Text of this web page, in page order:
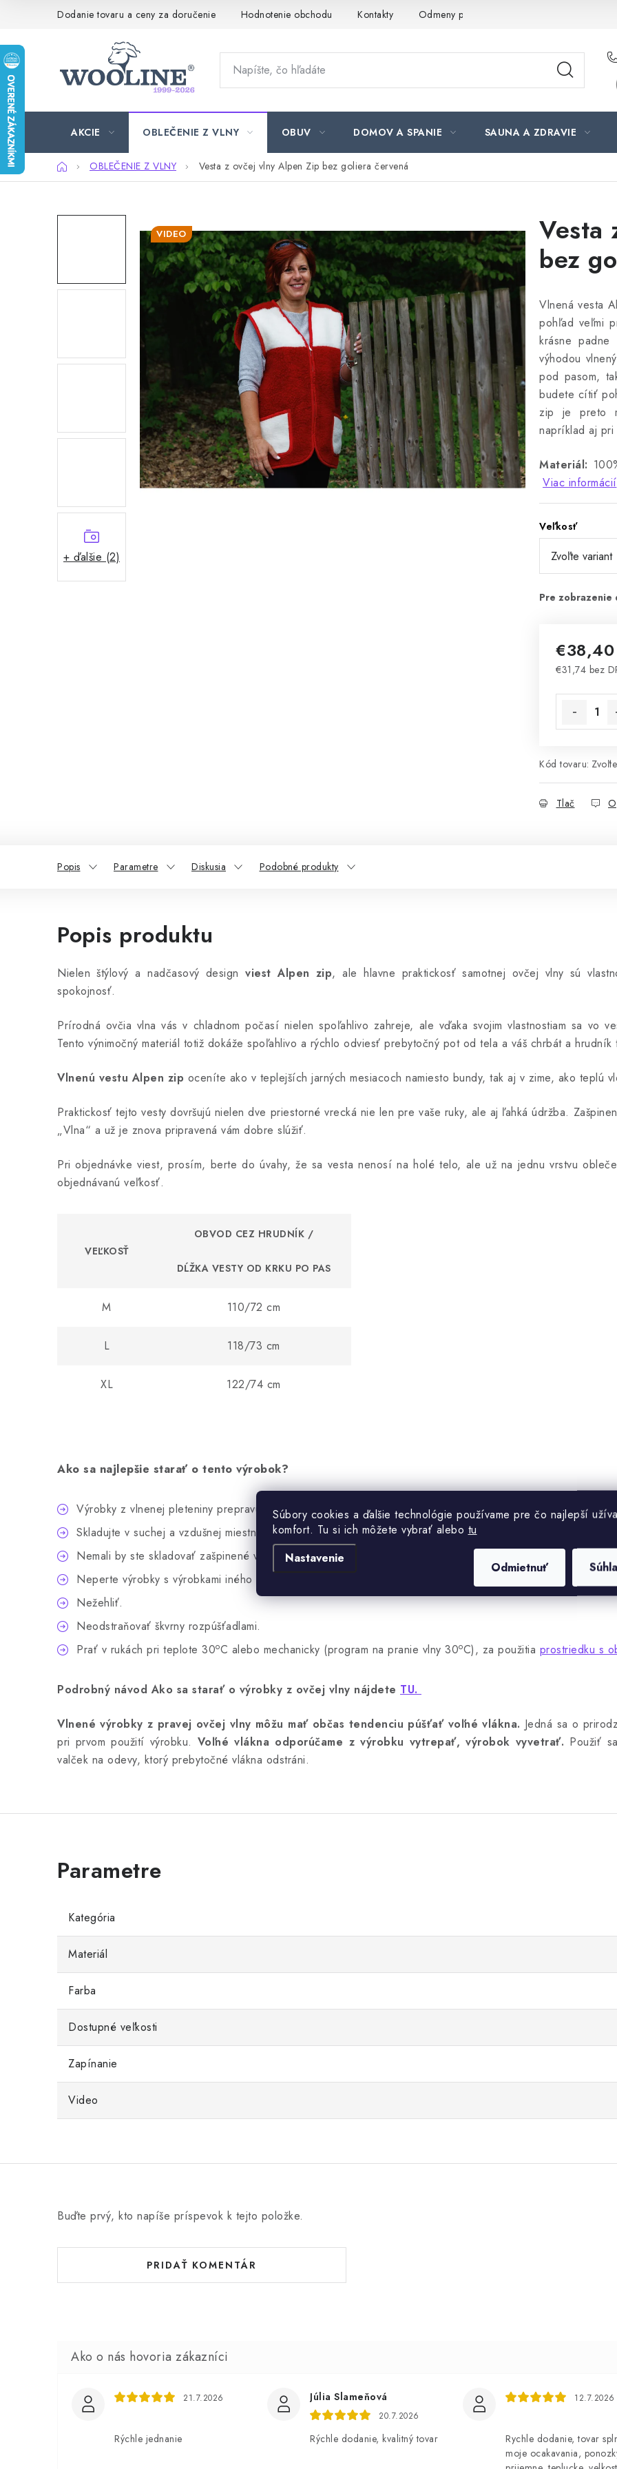
Súbory cookies a ďalšie technológie používame pre čo najlepší
komfort. Tu si ich môžete vybrať alebo tu
Nastavenie
Odmietnuť
Dodanie tovaru a ceny za doručenie Hodnotenie obchodu Kontakty Odmeny pre našich zákazníkov
AKCIE OBLEČENIE Z VLNY OBUV DOMOV A SPANIE SAUNA A ZDRAVIE
DomovOBLEČENIE Z VLNY Vesta z ovčej vlny Alpen Zip bez goliera červená
+ ďalšie (2)
Vesta
bez
Vlnená vesta
pohľad veľmi
krásne
výhodou
pod pasom,
budete cítiť
zip je preto
napríklad aj pri
Materiál:
Viac informácií
Veľkosť
€38,40
€31,74 bez
Kód tovaru:
Tlač
VIDEO
Popis Parametre Diskusia Podobné produkty
Popis produktu
Nielen štýlový a nadčasový designviest Alpen zip, ale hlavne praktickosť samotnej ovčej vlny sú
spokojnosť.
Prírodná ovčia vlna vás v chladnom počasí nielen spoľahlivo zahreje, ale vďaka svojim vlastnostiam sa vo
Tento výnimočný materiál totiž dokáže spoľahlivo a rýchlo odviesť prebytočný pot od tela a váš chrbát a
Vlnenú vestu Alpen zip oceníte ako v teplejších jarných mesiacoch namiesto bundy, tak aj v zime, ako teplú
Praktickosť tejto vesty dovršujú nielen dve priestorné vrecká nie len pre vaše ruky, ale aj ľahká údržba.
„Vlna“ a už je znova pripravená vám dobre slúžiť.
Pri objednávke viest, prosím, berte do úvahy, že sa vesta nenosí na holé telo, ale už na jednu vrstvu
objednávanú veľkosť.
VEĽKOSŤ
OBVOD CEZ HRUDNÍK /
DĹŽKA VESTY OD KRKU PO PAS
M 110/72 cm
L 118/73 cm
XL 122/74 cm
Ako sa najlepšie starať o tento výrobok?
Výrobky z vlnenej pleteniny prepravujte v originálnom obale, chráňte pred zašpinením, mechanickým
Skladujte v suchej a vzdušnej miestnosti, ďaleko od zdrojov tepla, vlhkosti a zdrojov svetla.
Nemali by ste skladovať zašpinené výrobky.
Neperte výrobky s výrobkami iného typu.
Nežehliť.
Neodstraňovať škvrny rozpúšťadlami.
Prať v rukách pri teplote 30oC alebo mechanicky (program na pranie vlny 30oC), za použitia prostriedku s
Podrobný návod Ako sa starať o výrobky z ovčej vlny nájdete TU.
Vlnené výrobky z pravej ovčej vlny môžu mať občas tendenciu púšťať voľné vlákna. Jedná sa o
pri prvom použití výrobku. Voľné vlákna odporúčame z výrobku vytrepať, výrobok vyvetrať. Použiť
valček na odevy, ktorý prebytočné vlákna odstráni.
Kategória
Materiál
Farba
Dostupné veľkosti
Zapínanie
Video
Buďte prvý, kto napíše príspevok k tejto položke.
PRIDAŤ KOMENTÁR
21.7.2026
Rýchle jednanie
Júlia Slameňová
20.7.2026
Rýchle dodanie, kvalitný tovar
12.7.2026
Rychle dodanie, tovar
moje ocakavania,